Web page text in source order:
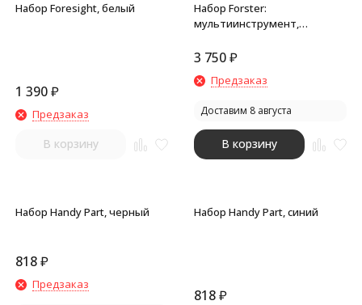
Набор Foresight, белый
1 390₽
Предзаказ
В корзину
Набор Forster:
мультиинструмент,
3 750₽
Предзаказ
Доставим 8 августа
В корзину
Набор Handy Part, черный
818₽
Предзаказ
Набор Handy Part, синий
818₽